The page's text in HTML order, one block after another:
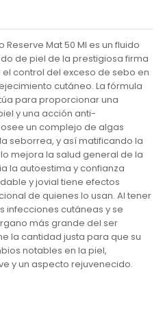
Reserve Mat 50 Ml es un fluido
de piel de la prestigiosa firma
el control del exceso de sebo en
cutáneo. La fórmula
para proporcionar una
y una acción anti-
un complejo de algas
seborrea, y así matificando la
mejora la salud general de la
la autoestima y confianza
y jovial tiene efectos
de quienes lo usan. Al tener
infecciones cutáneas y se
más grande del ser
la cantidad justa para que su
notables en la piel,
y un aspecto rejuvenecido.